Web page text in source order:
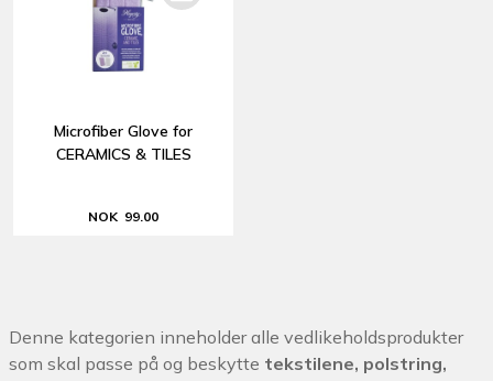
Microfiber Glove for
CERAMICS & TILES
NOK 99.00
Denne kategorien inneholder alle vedlikeholdsprodukter
som skal passe på og beskytte tekstilene, polstring,